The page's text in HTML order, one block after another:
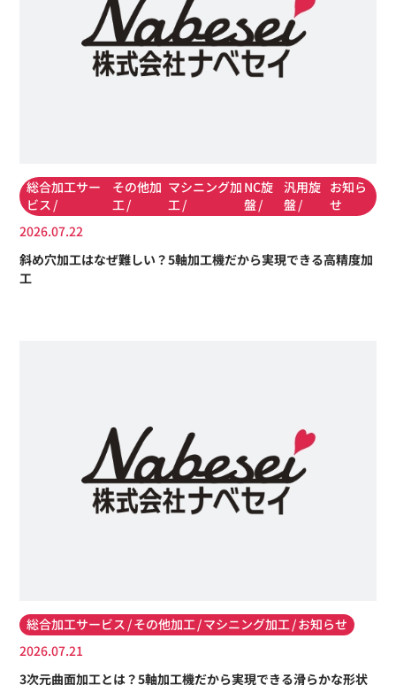
総合加工サー
ビス
その他加
工
マシニング加
工
NC旋
盤
汎用旋
盤
お知ら
せ
2026.07.22
斜め穴加工はなぜ難しい？5軸加工機だから実現できる高精度加
工
総合加工サービス その他加工 マシニング加工 お知らせ
2026.07.21
3次元曲面加工とは？5軸加工機だから実現できる滑らかな形状